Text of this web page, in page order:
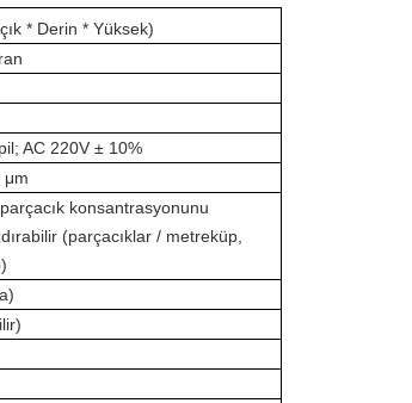
* Derin * Yüksek)
AC 220V ± 10%
μm
konsantrasyonunu
(parçacıklar / metreküp,